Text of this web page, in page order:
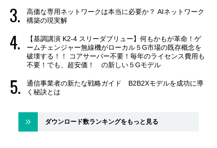
高価な専用ネットワークは本当に必要か？ AIネットワーク
構築の現実解
【基調講演 K2-4 スリーダブリュー】何もかもが革命！ゲ
ームチェンジャー無線機がローカル５G市場の既存概念を
破壊する！！ コアサーバー不要！毎年のライセンス費用も
不要！でも、超安価！ の新しい５Gモデル
通信事業者の新たな戦略ガイド B2B2Xモデルを成功に導
く秘訣とは
ダウンロード数ランキングをもっと見る